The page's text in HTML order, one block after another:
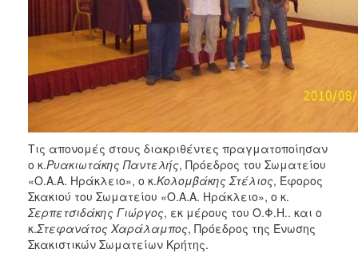
Τις απονομές στους διακριθέντες πραγματοποίησαν
ο κ.Ρυακιωτάκης Παντελής, Πρόεδρος του Σωματείου
«Ο.Α.Α. Ηράκλειο», ο κ.Κολομβάκης Στέλιος, Έφορος
Σκακιού του Σωματείου «Ο.Α.Α. Ηράκλειο», ο κ.
Σερπετσιδάκης Γιώργος, εκ μέρους του Ο.Φ.Η.. και ο
κ.Στεφανάτος Χαράλαμπος, Πρόεδρος της Ένωσης
Σκακιστικών Σωματείων Κρήτης.